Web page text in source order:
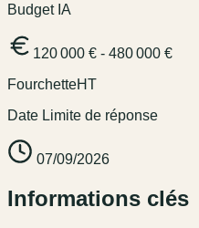
Budget IA
120 000 € - 480 000 €
FourchetteHT
Date Limite de réponse
07/09/2026
Informations clés